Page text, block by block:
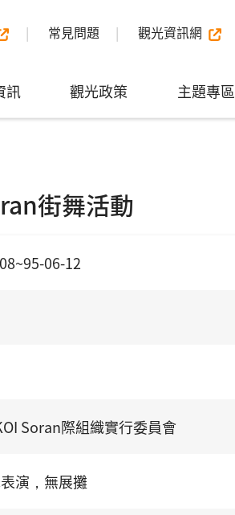
常見問題 觀光資訊網
訊 觀光政策 主題專區
街舞活動
06-12
Soran際組織實行委員會
演，無展攤